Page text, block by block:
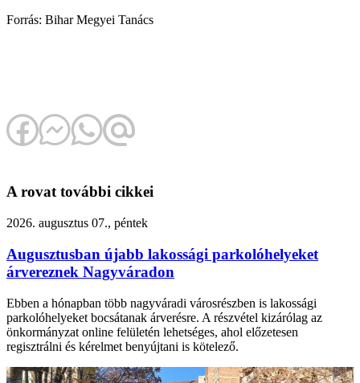
Forrás: Bihar Megyei Tanács
A rovat további cikkei
2026. augusztus 07., péntek
Augusztusban újabb lakossági parkolóhelyeket
árvereznek Nagyváradon
Ebben a hónapban több nagyváradi városrészben is lakossági
parkolóhelyeket bocsátanak árverésre. A részvétel kizárólag az
önkormányzat online felületén lehetséges, ahol előzetesen
regisztrálni és kérelmet benyújtani is kötelező.